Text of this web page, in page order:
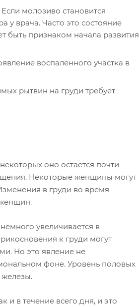
молозиво становится
у врача. Часто это состояние
быть признаком начала развития
воспаленного участка в
рытвин на груди требует
оно остается почти
Некоторые женщины могут
в груди во время
увеличивается в
к груди могут
Но это явление не
фоне. Уровень половых
железы.
в течение всего дня, и это